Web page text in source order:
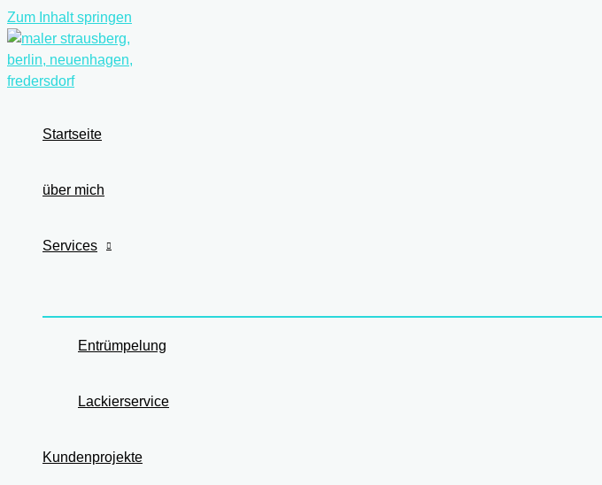
Zum Inhalt springen
Startseite
über mich
Services
Entrümpelung
Lackierservice
Kundenprojekte